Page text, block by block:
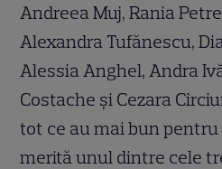
Andreea Muj, Rania
Alexandra Tufănescu,
Alessia Anghel, Andra
Costache și Cezara
tot ce au mai bun pentru
merită unul dintre cele